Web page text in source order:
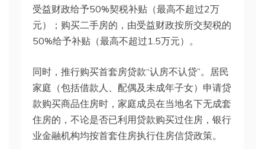
受益财政给予50%契税补贴（最高不超过2万
元）；购买二手房的，由受益财政按所交契税的
50%给予补贴（最高不超过1.5万元）。
同时，推行购买首套房贷款“认房不认贷”。居民
家庭（包括借款人、配偶及未成年子女）申请贷
款购买商品住房时，家庭成员在当地名下无成套
住房的，不论是否已利用贷款购买过住房，银行
业金融机构均按首套住房执行住房信贷政策。